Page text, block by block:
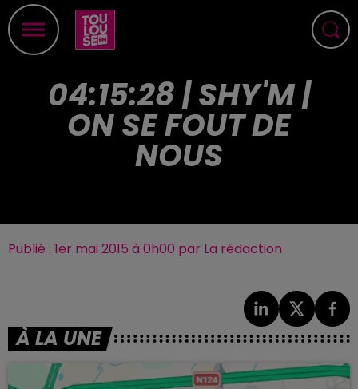
04:15:28 | SHY'M |
ON SE FOUT DE
NOUS
Publié : 1er mai 2015 à 0h00 par La rédaction
À LA UNE